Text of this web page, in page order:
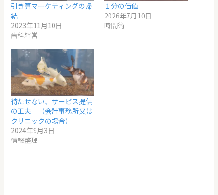
引き算マーケティングの帰
結
2023年11月10日
歯科経営
１分の価値
2026年7月10日
時間術
待たせない、サービス提供
の工夫 （会計事務所又は
クリニックの場合）
2024年9月3日
情報整理